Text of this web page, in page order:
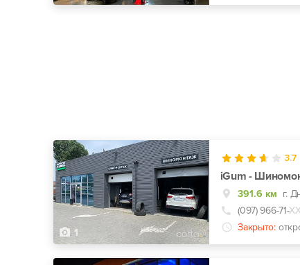
1
3.7
iGum -
391.6 км
(097) 966-71-
Закрыто: